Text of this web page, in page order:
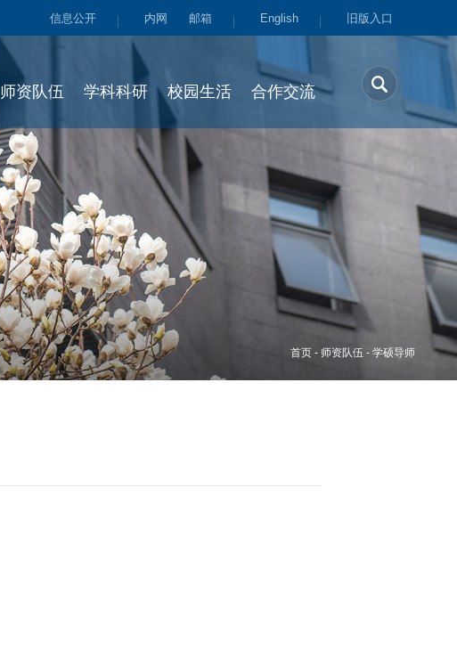
信息公开 内网 邮箱 English 旧版入口
师资队伍 学科科研 校园生活 合作交流
首页 - 师资队伍 - 学硕导师